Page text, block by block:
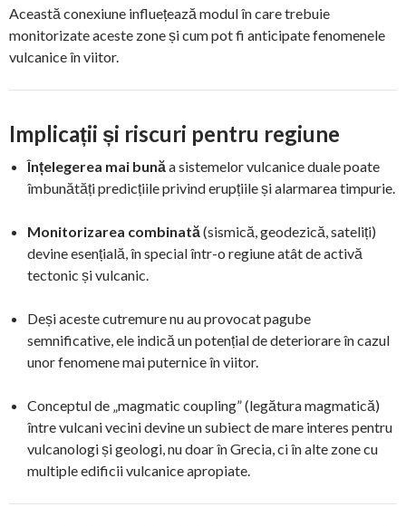
Această conexiune influețează modul în care trebuie
monitorizate aceste zone și cum pot fi anticipate fenomenele
vulcanice în viitor.
Implicații și riscuri pentru regiune
Înțelegerea mai bunăa sistemelor vulcanice duale poate
îmbunătăți predicțiile privind erupțiile și alarmarea timpurie.
Monitorizarea combinată(sismică, geodezică, sateliți)
devine esențială, în special într-o regiune atât de activă
tectonic și vulcanic.
Deși aceste cutremure nu au provocat pagube
semnificative, ele indică un potențial de deteriorare în cazul
unor fenomene mai puternice în viitor.
Conceptul de „magmatic coupling” (legătura magmatică)
între vulcani vecini devine un subiect de mare interes pentru
vulcanologi și geologi, nu doar în Grecia, ci în alte zone cu
multiple edificii vulcanice apropiate.